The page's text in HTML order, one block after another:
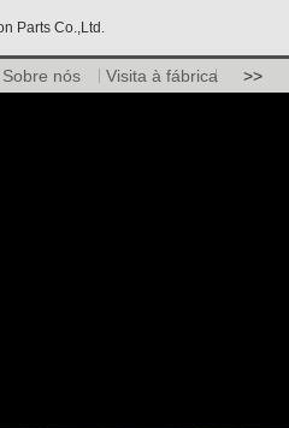
Parts Co.,Ltd.
Sobre nós Visita à fábrica >>